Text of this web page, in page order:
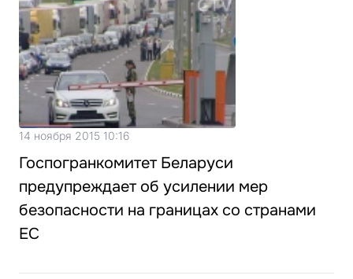
14 ноября 2015 10:16
Госпогранкомитет Беларуси
предупреждает об усилении мер
безопасности на границах со странами
ЕС